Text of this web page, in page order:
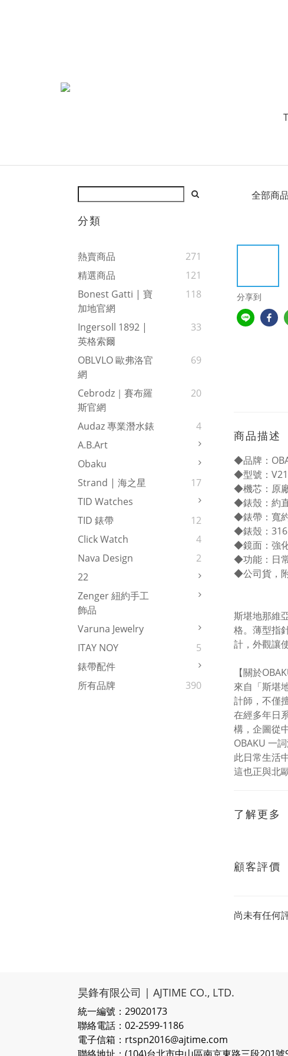
分類
熱賣商品
271
精選商品
121
Bonest Gatti | 寶
加地官網
118
Ingersoll 1892 |
英格索爾
33
OBLVLO 歐弗洛官
網
69
Cebrodz｜賽布羅
斯官網
20
Audaz 專業潛水錶
4
A.b.art
Obaku
Strand | 海之星
17
TID Watches
TID 錶帶
12
Click Watch
4
Nava Design
2
22
Zenger 紐約手工
飾品
Varuna Jewelry
ITAY NOY
5
錶帶配件
所有品牌
390
全部商品
分享到
商品描述
◆品牌：
◆型號：
◆機芯：原
◆錶殼：約
◆錶帶：寬
◆錶殼：
◆鏡面：強
◆功能：日
◆公司貨，
斯堪地那維
格。薄型指
計，外觀讓
【關於
來自「斯堪
計師，不僅
在經多年日
構，企圖從
OBAKU 一
此日常生活
這也正與北
了解更多
顧客評價
尚未有任何
昊鋒有限公司 | AJTIME CO., LTD.
統一編號：29020173
聯絡電話：02-2599-1186
電子信箱：rtspn2016@ajtime.com